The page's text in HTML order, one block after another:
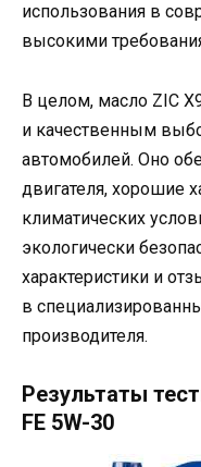
использования в
высокими
В целом, масло ZIC
и качественным
автомобилей. Оно
двигателя, хорошие
климатических
экологически
характеристики и
в
производителя.
Результаты
FE 5W-30